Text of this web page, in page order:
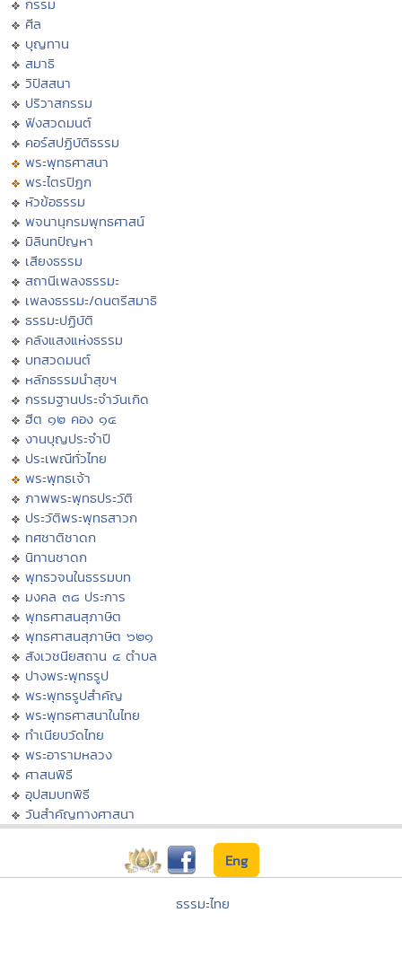
ศีล
บุญทาน
สมาธิ
วิปัสสนา
ปริวาสกรรม
ฟังสวดมนต์
คอร์สปฏิบัติธรรม
พระพุทธศาสนา
พระไตรปิฏก
หัวข้อธรรม
พจนานุกรมพุทธศาสน์
มิลินทปัญหา
เสียงธรรม
สถานีเพลงธรรมะ
เพลงธรรมะ/ดนตรีสมาธิ
ธรรมะปฏิบัติ
คลังแสงแห่งธรรม
บทสวดมนต์
หลักธรรมนำสุขฯ
กรรมฐานประจำวันเกิด
ฮีต ๑๒ คอง ๑๔
งานบุญประจำปี
ประเพณีทั่วไทย
พระพุทธเจ้า
ภาพพระพุทธประวัติ
ประวัติพระพุทธสาวก
ทศชาติชาดก
นิทานชาดก
พุทธวจนในธรรมบท
มงคล ๓๘ ประการ
พุทธศาสนสุภาษิต
พุทธศาสนสุภาษิต ๖๒๑
สังเวชนียสถาน ๔ ตำบล
ปางพระพุทธรูป
พระพุทธรูปสำคัญ
พระพุทธศาสนาในไทย
ทำเนียบวัดไทย
พระอารามหลวง
ศาสนพิธี
อุปสมบทพิธี
วันสำคัญทางศาสนา
Eng
ธรรมะไทย